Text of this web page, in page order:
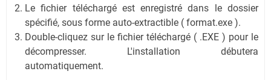
Le fichier téléchargé est enregistré dans le dossier
spécifié, sous forme auto-extractible ( format.exe ).
Double-cliquez sur le fichier téléchargé ( .EXE ) pour le
décompresser. L'installation débutera
automatiquement.